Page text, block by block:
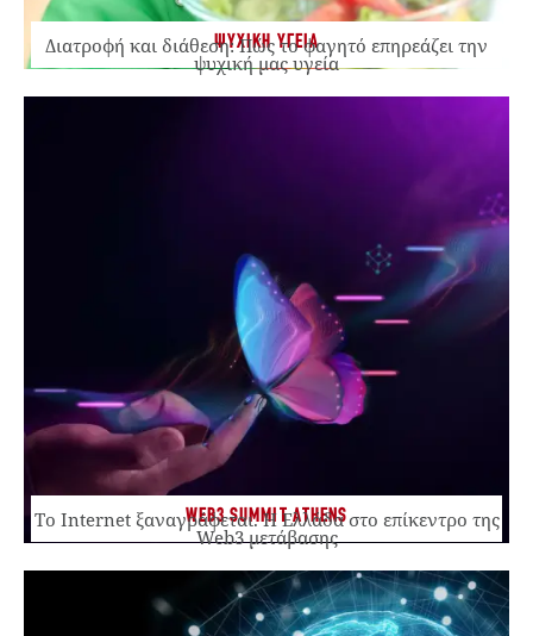
ΨΥΧΙΚΗ ΥΓΕΙΑ
Διατροφή και διάθεση: Πώς το φαγητό επηρεάζει την
ψυχική μας υγεία
WEB3 SUMMIT ATHENS
Το Internet ξαναγράφεται. Η Ελλάδα στο επίκεντρο της
Web3 μετάβασης